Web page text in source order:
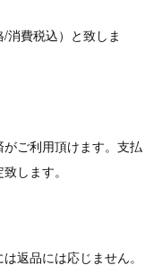
消費税込）と致しま
ご利用頂けます。支払
します。
返品には応じません。